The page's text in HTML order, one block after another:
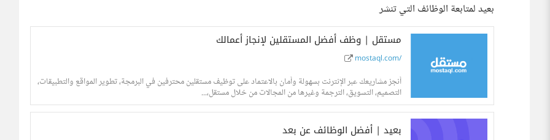
بعيد لمتابعة الوظائف التي تنشر
مستقل | وظف أفضل المستقلين لإنجاز أعمالك
mostaql.com/
أنجز مشاريعك عبر الإنترنت بسهولة وأمان بالاعتماد على توظيف مستقلين محترفين في البرمجة، تطوير المواقع والتطبيقات،
التصميم، التسويق، الترجمة وغيرها من المجالات من خلال مستقل،...
بعيد | أفضل الوظائف عن بعد